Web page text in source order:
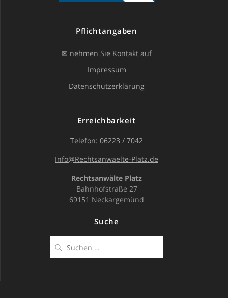
Pflichtangaben
✉ nehmen Sie Kontakt auf
Impressum
Datenschutzerklärung
Erreichbarkeit
Telefon: 06223 / 7042
Info@Rechtsanwaelte-Platz.de
Rechtsanwälte Platz
Bahnhofstraße 27
69151 Neckargemünd
Suche
nach: